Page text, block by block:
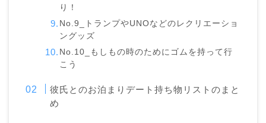
り！
No.9_トランプやUNOなどのレクリエーショ
ングッズ
No.10_もしもの時のためにゴムを持って行
こう
彼氏とのお泊まりデート持ち物リストのまと
め